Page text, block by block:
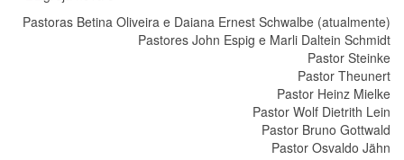
Pastoras Betina Oliveira e Daiana Ernest Schwalbe (atualmente)
Pastores John Espig e Marli Daltein Schmidt
Pastor Steinke
Pastor Theunert
Pastor Heinz Mielke
Pastor Wolf Dietrith Lein
Pastor Bruno Gottwald
Pastor Osvaldo Jähn